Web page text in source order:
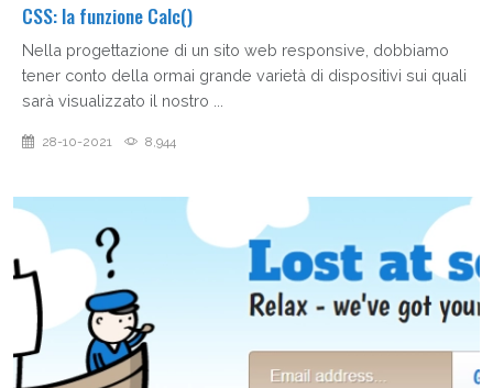
CSS: la funzione Calc()
Nella progettazione di un sito web responsive, dobbiamo
tener conto della ormai grande varietà di dispositivi sui quali
sarà visualizzato il nostro ...
28-10-2021 8,944